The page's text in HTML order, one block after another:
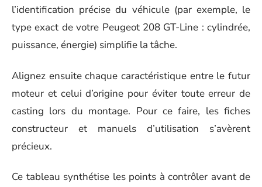
l’identification précise du véhicule (par exemple, le
type exact de votre Peugeot 208 GT-Line : cylindrée,
puissance, énergie) simplifie la tâche.
Alignez ensuite chaque caractéristique entre le futur
moteur et celui d’origine pour éviter toute erreur de
casting lors du montage. Pour ce faire, les fiches
constructeur et manuels d’utilisation s’avèrent
précieux.
Ce tableau synthétise les points à contrôler avant de